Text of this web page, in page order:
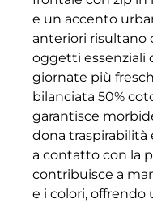
e un accento
anteriori risultano
oggetti essenziali
giornate più
bilanciata 50%
garantisce
dona traspirabilità
a contatto con la
contribuisce a
e i colori, offrendo